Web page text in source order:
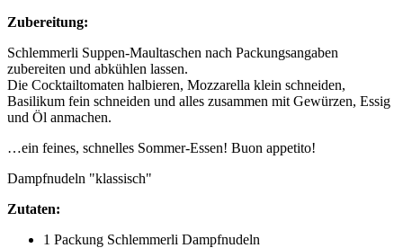
Zubereitung:
Schlemmerli Suppen-Maultaschen nach Packungsangaben
zubereiten und abkühlen lassen.
Die Cocktailtomaten halbieren, Mozzarella klein schneiden,
Basilikum fein schneiden und alles zusammen mit Gewürzen, Essig
und Öl anmachen.
…ein feines, schnelles Sommer-Essen! Buon appetito!
Dampfnudeln "klassisch"
Zutaten:
1 Packung Schlemmerli Dampfnudeln